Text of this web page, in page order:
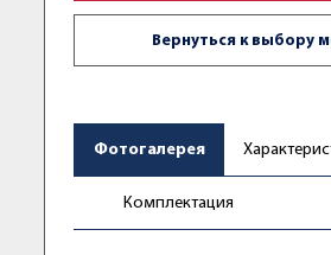
Вернуться к выбору
Фотогалерея
Комплектация